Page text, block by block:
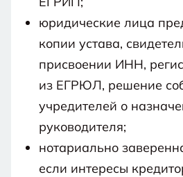
юридические лица
копии устава,
присвоении ИНН,
из ЕГРЮЛ, решение
учредителей о
руководителя;
нотариально
если интересы